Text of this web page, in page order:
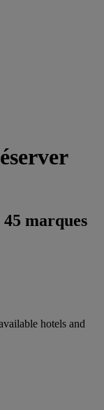
marques
hotels and